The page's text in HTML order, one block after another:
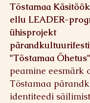
Tõstamaa
ellu LEADER-
ühisprojekt
"Tõstamaa
peamine eesmärk
Tõstamaa
identiteedi